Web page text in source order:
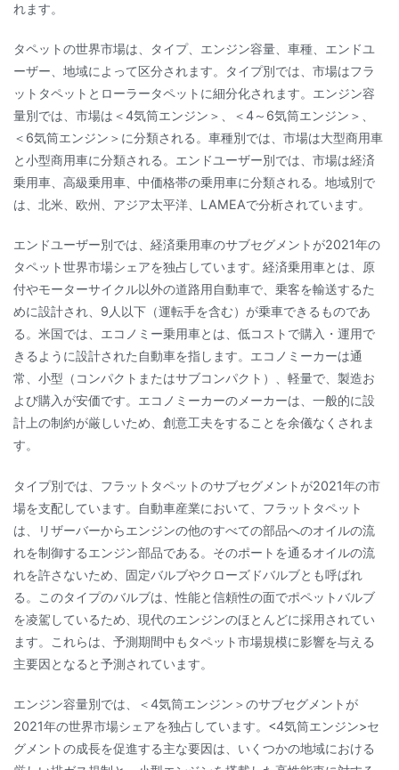
れます。
タペットの世界市場は、タイプ、エンジン容量、車種、エンドユ
ーザー、地域によって区分されます。タイプ別では、市場はフラ
ットタペットとローラータペットに細分化されます。エンジン容
量別では、市場は＜4気筒エンジン＞、＜4～6気筒エンジン＞、
＜6気筒エンジン＞に分類される。車種別では、市場は大型商用車
と小型商用車に分類される。エンドユーザー別では、市場は経済
乗用車、高級乗用車、中価格帯の乗用車に分類される。地域別で
は、北米、欧州、アジア太平洋、LAMEAで分析されています。
エンドユーザー別では、経済乗用車のサブセグメントが2021年の
タペット世界市場シェアを独占しています。経済乗用車とは、原
付やモーターサイクル以外の道路用自動車で、乗客を輸送するた
めに設計され、9人以下（運転手を含む）が乗車できるものであ
る。米国では、エコノミー乗用車とは、低コストで購入・運用で
きるように設計された自動車を指します。エコノミーカーは通
常、小型（コンパクトまたはサブコンパクト）、軽量で、製造お
よび購入が安価です。エコノミーカーのメーカーは、一般的に設
計上の制約が厳しいため、創意工夫をすることを余儀なくされま
す。
タイプ別では、フラットタペットのサブセグメントが2021年の市
場を支配しています。自動車産業において、フラットタペット
は、リザーバーからエンジンの他のすべての部品へのオイルの流
れを制御するエンジン部品である。そのポートを通るオイルの流
れを許さないため、固定バルブやクローズドバルブとも呼ばれ
る。このタイプのバルブは、性能と信頼性の面でポペットバルブ
を凌駕しているため、現代のエンジンのほとんどに採用されてい
ます。これらは、予測期間中もタペット市場規模に影響を与える
主要因となると予測されています。
エンジン容量別では、＜4気筒エンジン＞のサブセグメントが
2021年の世界市場シェアを独占しています。<4気筒エンジン>セ
グメントの成長を促進する主な要因は、いくつかの地域における